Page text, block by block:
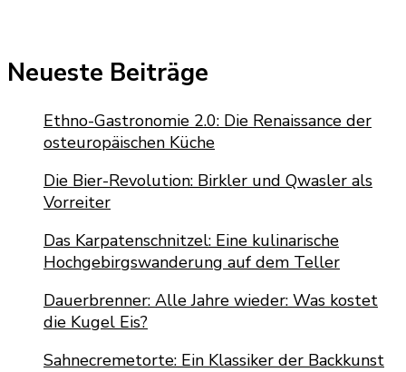
Neueste Beiträge
Ethno-Gastronomie 2.0: Die Renaissance der
osteuropäischen Küche
Die Bier-Revolution: Birkler und Qwasler als
Vorreiter
Das Karpatenschnitzel: Eine kulinarische
Hochgebirgswanderung auf dem Teller
Dauerbrenner: Alle Jahre wieder: Was kostet
die Kugel Eis?
Sahnecremetorte: Ein Klassiker der Backkunst